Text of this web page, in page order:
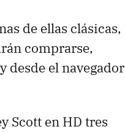
de ellas clásicas,
comprarse,
desde el navegador
Scott en HD tres